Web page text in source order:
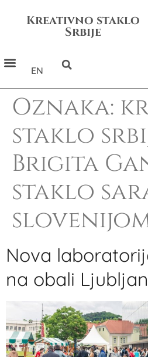
Kreativno staklo
Srbije
EN
Oznaka:
staklo
Brigita
staklo
Nova
na obali